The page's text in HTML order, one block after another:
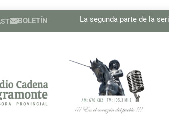
BOLETÍN
La segunda parte de la
Cubano Ronald
La segunda parte de la
Cubano Ronald
Estados Unidos ha